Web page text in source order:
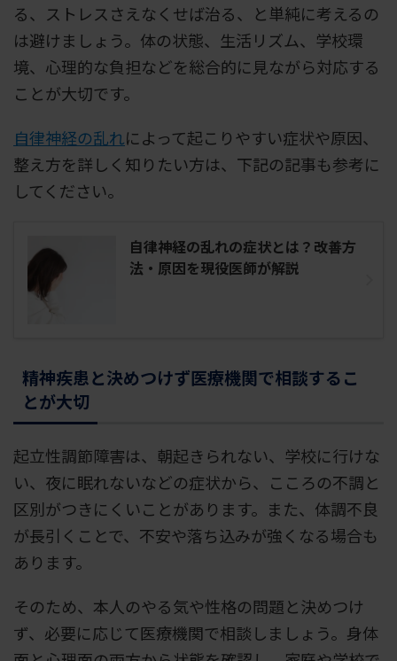
る、ストレスさえなくせば治る、と単純に考えるの
は避けましょう。体の状態、生活リズム、学校環
境、心理的な負担などを総合的に見ながら対応する
ことが大切です。
自律神経の乱れによって起こりやすい症状や原因、
整え方を詳しく知りたい方は、下記の記事も参考に
してください。
自律神経の乱れの症状とは？改善方
法・原因を現役医師が解説
精神疾患と決めつけず医療機関で相談するこ
とが大切
起立性調節障害は、朝起きられない、学校に行けな
い、夜に眠れないなどの症状から、こころの不調と
区別がつきにくいことがあります。また、体調不良
が長引くことで、不安や落ち込みが強くなる場合も
あります。
そのため、本人のやる気や性格の問題と決めつけ
ず、必要に応じて医療機関で相談しましょう。身体